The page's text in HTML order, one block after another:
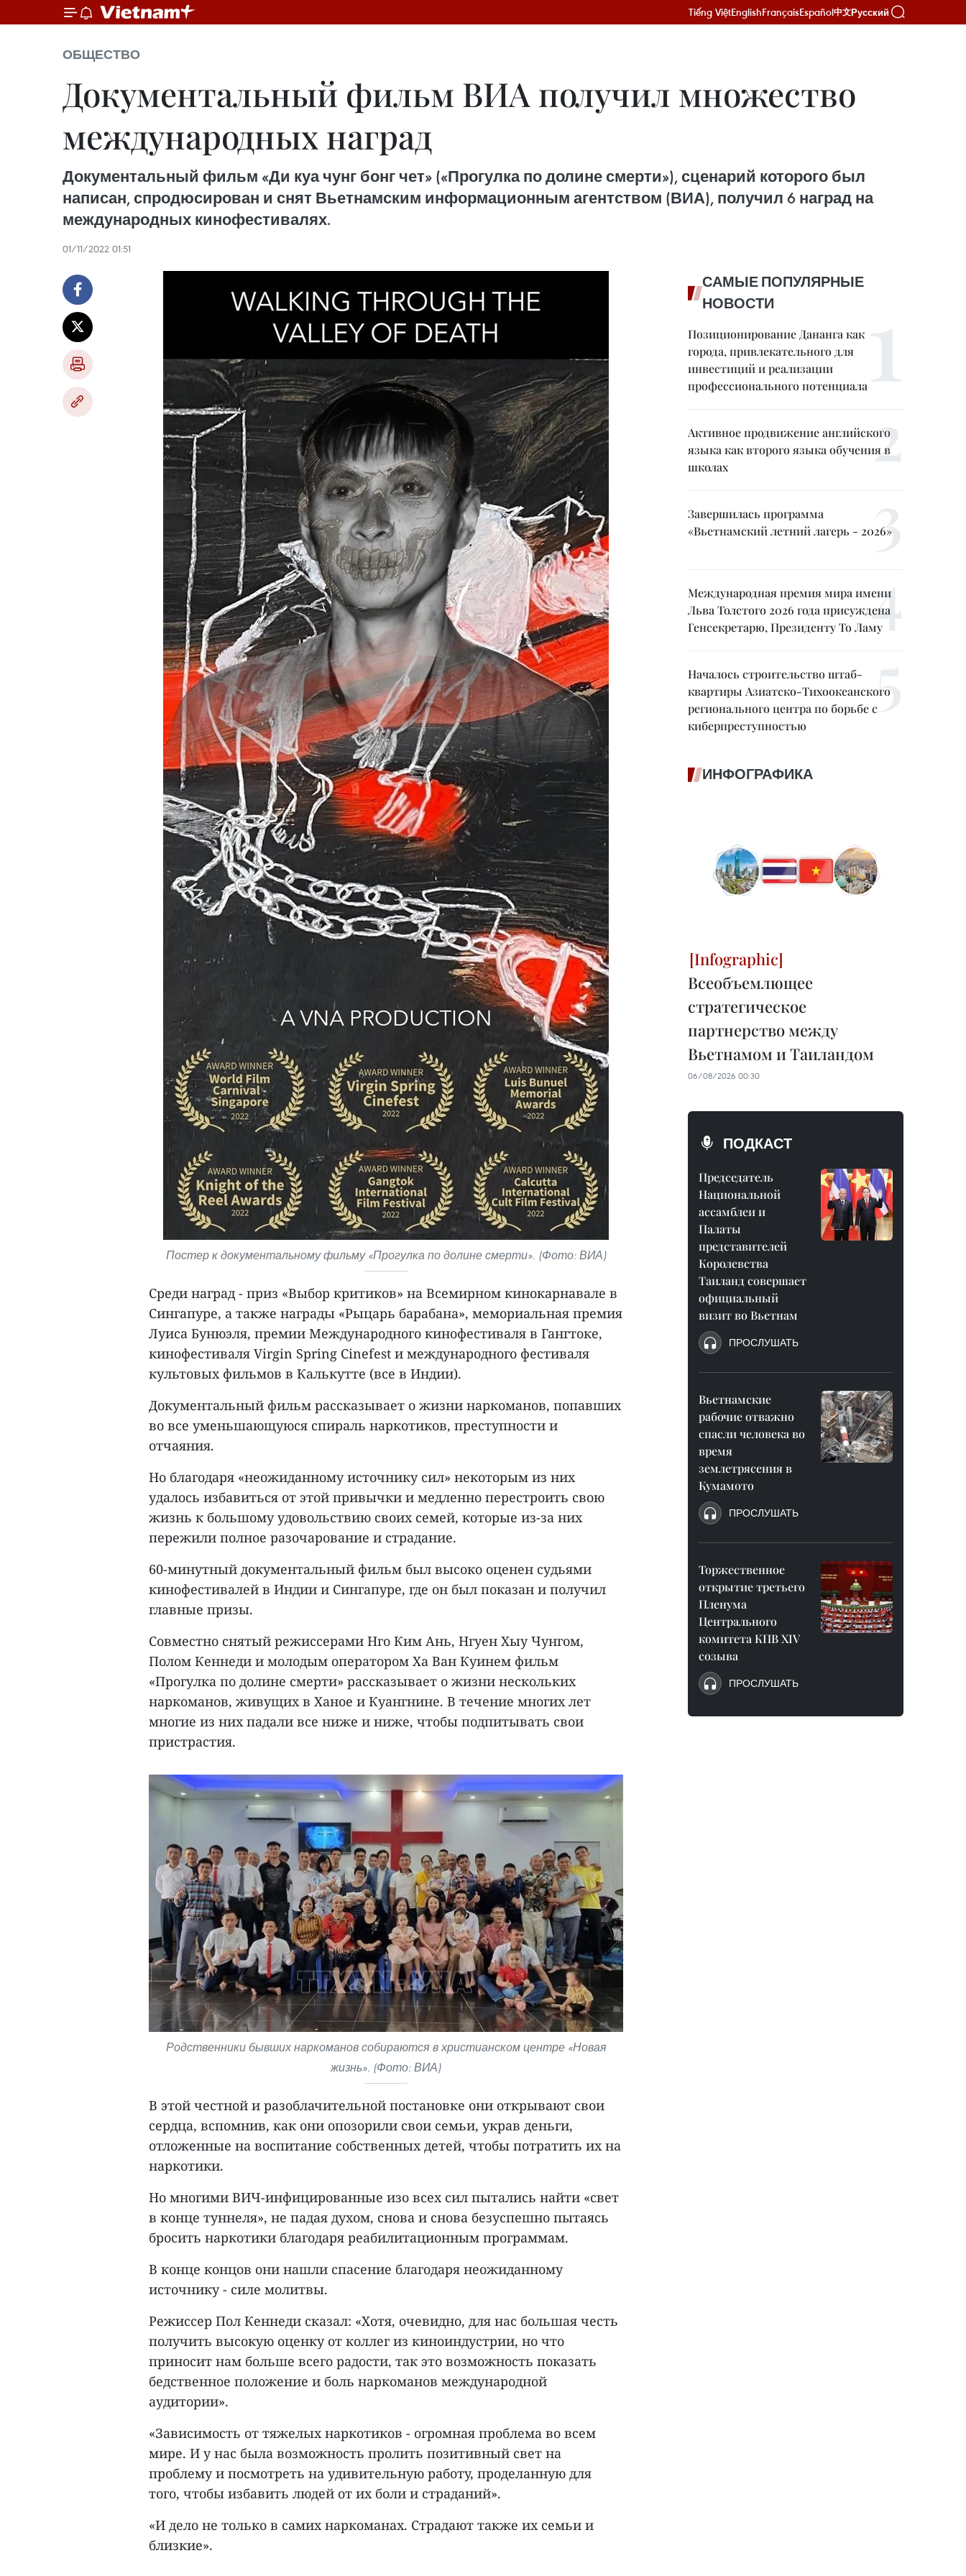
Tiếng ViệtEnglishFrançaisEspañol中文Русский
ОБЩЕСТВО
Документальный фильм ВИА получил множество
международных наград
Документальный фильм «Ди куа чунг бонг чет» («Прогулка по долине смерти»), сценарий которого был
написан, спродюсирован и снят Вьетнамским информационным агентством (ВИА), получил 6 наград на
международных кинофестивалях.
01/11/2022 01:51
Постер к документальному фильму «Прогулка по долине смерти». (Фото: ВИА)
Среди наград - приз «Выбор критиков» на Всемирном кинокарнавале в
Сингапуре, а также награды «Рыцарь барабана», мемориальная премия
Луиса Бунюэля, премии Международного кинофестиваля в Гангтоке,
кинофестиваля Virgin Spring Cinefest и международного фестиваля
культовых фильмов в Калькутте (все в Индии).
Документальный фильм рассказывает о жизни наркоманов, попавших
во все уменьшающуюся спираль наркотиков, преступности и
отчаяния.
Но благодаря «неожиданному источнику сил» некоторым из них
удалось избавиться от этой привычки и медленно перестроить свою
жизнь к большому удовольствию своих семей, которые из-за них
пережили полное разочарование и страдание.
60-минутный документальный фильм был высоко оценен судьями
кинофестивалей в Индии и Сингапуре, где он был показан и получил
главные призы.
Совместно снятый режиссерами Нго Ким Ань, Нгуен Хыу Чунгом,
Полом Кеннеди и молодым оператором Ха Ван Куинем фильм
«Прогулка по долине смерти» рассказывает о жизни нескольких
наркоманов, живущих в Ханое и Куангнине. В течение многих лет
многие из них падали все ниже и ниже, чтобы подпитывать свои
пристрастия.
Родственники бывших наркоманов собираются в христианском центре «Новая
жизнь». (Фото: ВИА)
В этой честной и разоблачительной постановке они открывают свои
сердца, вспомнив, как они опозорили свои семьи, украв деньги,
отложенные на воспитание собственных детей, чтобы потратить их на
наркотики.
Но многими ВИЧ-инфицированные изо всех сил пытались найти «свет
в конце туннеля», не падая духом, снова и снова безуспешно пытаясь
бросить наркотики благодаря реабилитационным программам.
В конце концов они нашли спасение благодаря неожиданному
источнику - силе молитвы.
Режиссер Пол Кеннеди сказал: «Хотя, очевидно, для нас большая честь
получить высокую оценку от коллег из киноиндустрии, но что
приносит нам больше всего радости, так это возможность показать
бедственное положение и боль наркоманов международной
аудитории».
«Зависимость от тяжелых наркотиков - огромная проблема во всем
мире. И у нас была возможность пролить позитивный свет на
проблему и посмотреть на удивительную работу, проделанную для
того, чтобы избавить людей от их боли и страданий».
«И дело не только в самих наркоманах. Страдают также их семьи и
близкие».
САМЫЕ ПОПУЛЯРНЫЕ
НОВОСТИ
Позиционирование Дананга как
города, привлекательного для
инвестиций и реализации
профессионального потенциала
Активное продвижение английского
языка как второго языка обучения в
школах
Завершилась программа
«Вьетнамский летний лагерь - 2026»
Международная премия мира имени
Льва Толстого 2026 года присуждена
Генсекретарю, Президенту То Ламу
Началось строительство штаб-
квартиры Азиатско-Тихоокеанского
регионального центра по борьбе с
киберпреступностью
ИНФОГРАФИКА
Всеобъемлющее
стратегическое
партнерство между
Вьетнамом и Таиландом
06/08/2026 00:30
ПОДКАСТ
Председатель
Национальной
ассамблеи и
Палаты
представителей
Королевства
Таиланд совершает
официальный
визит во Вьетнам
ПРОСЛУШАТЬ
Вьетнамские
рабочие отважно
спасли человека во
время
землетрясения в
Кумамото
ПРОСЛУШАТЬ
Торжественное
открытие третьего
Пленума
Центрального
комитета КПВ XIV
созыва
ПРОСЛУШАТЬ